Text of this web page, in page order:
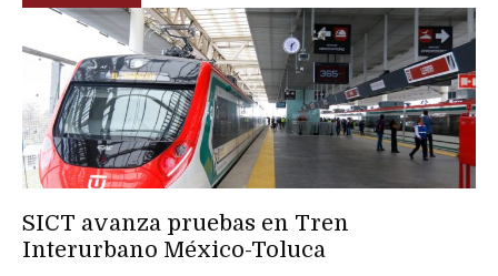
SICT avanza pruebas en Tren
Interurbano México-Toluca